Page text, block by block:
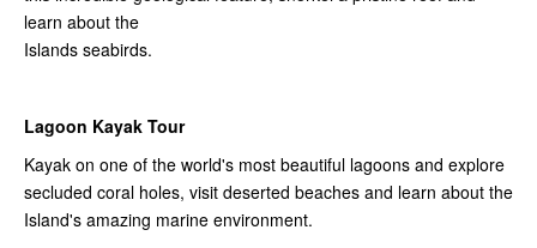
learn about the
Islands seabirds.
Lagoon Kayak Tour
Kayak on one of the world's most beautiful lagoons and explore
secluded coral holes, visit deserted beaches and learn about the
Island's amazing marine environment.